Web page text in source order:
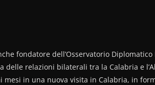
fondatore dell’Osservatorio
delle relazioni bilaterali tra la Calabria e
in una nuova visita in Calabria, in